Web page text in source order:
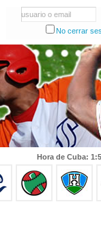
usuario o email
No cerrar
Hora de Cuba: